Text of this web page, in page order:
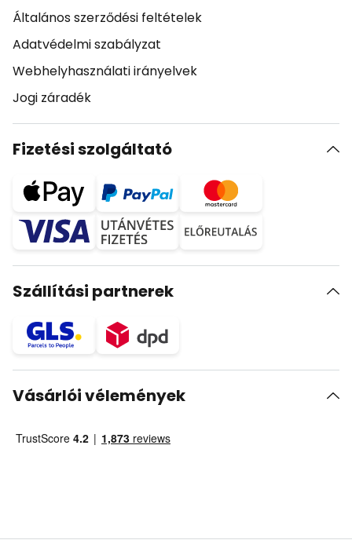
Általános szerződési feltételek
Adatvédelmi szabályzat
Webhelyhasználati irányelvek
Jogi záradék
Fizetési szolgáltató
Szállítási partnerek
Vásárlói vélemények